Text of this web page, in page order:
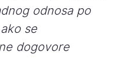
odnosa po
se
dogovore